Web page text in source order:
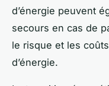
d’énergie peuvent
secours en cas de
le risque et les
d’énergie.